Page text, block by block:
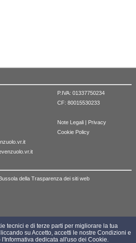
P.IVA: 01337750234
CF: 80015530233
Note Legali | Privacy
Cookie Policy
della Trasparenza dei siti web
tecnici e di terze parti per migliorare la tua
su Accetto, accetti le nostre Condizioni e
l'Informativa dedicata all'uso dei Cookie.